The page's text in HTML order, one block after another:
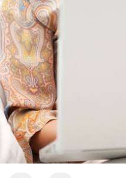
trước khi gia tăng vị thế.
Xem chi tiết các bài viết đầy
#whalealertbtc
#brazilcryptoregulation